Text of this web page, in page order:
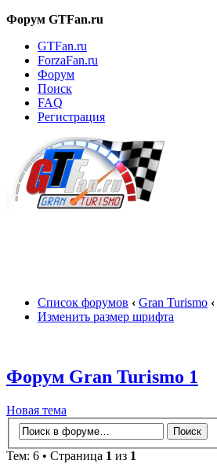
Форум GTFan.ru
GTFan.ru
ForzaFan.ru
Форум
Поиск
FAQ
Регистрация
Список форумов ‹ Gran Turismo ‹
Изменить размер шрифта
Форум Gran Turismo 1
Новая тема
Тем: 6 • Страница 1 из 1